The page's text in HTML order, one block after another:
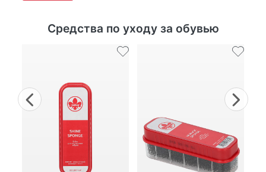
Средства по уходу за обувью
Previous